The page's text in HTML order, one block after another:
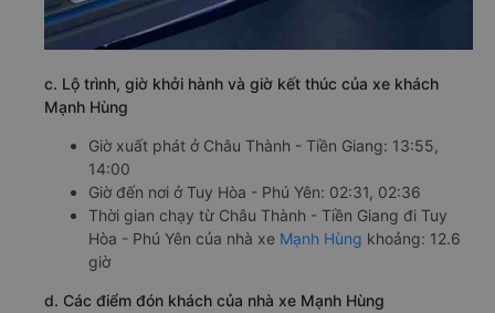
c. Lộ trình, giờ khởi hành và giờ kết thúc của xe khách
Mạnh Hùng
Giờ xuất phát ở Châu Thành - Tiền Giang: 13:55,
14:00
Giờ đến nơi ở Tuy Hòa - Phú Yên: 02:31, 02:36
Thời gian chạy từ Châu Thành - Tiền Giang đi Tuy
Hòa - Phú Yên của nhà xe Mạnh Hùng khoảng: 12.6
giờ
d. Các điểm đón khách của nhà xe Mạnh Hùng